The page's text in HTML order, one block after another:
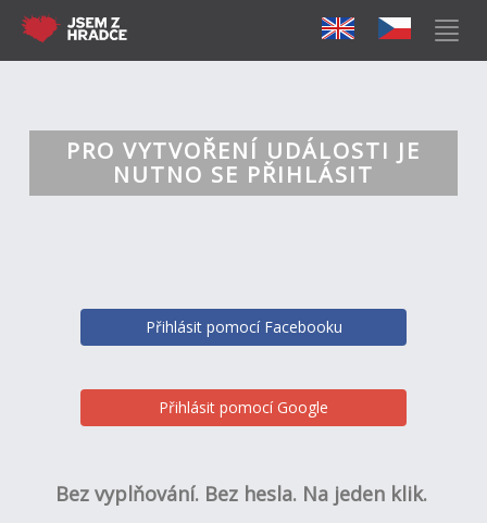
PRO VYTVOŘENÍ UDÁLOSTI JE
NUTNO SE PŘIHLÁSIT
Přihlásit pomocí Facebooku
Přihlásit pomocí Google
Bez vyplňování. Bez hesla. Na jeden klik.